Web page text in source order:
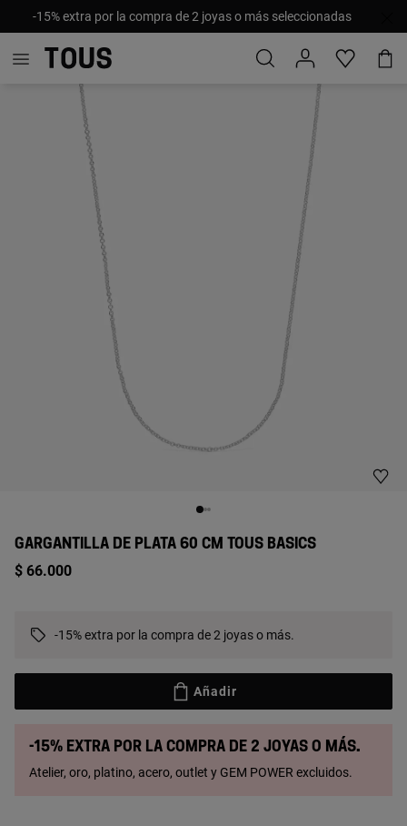
-15% extra por la compra de 2 joyas o más seleccionadas
GARGANTILLA DE PLATA 60 CM TOUS BASICS
$ 66.000
-15% extra por la compra de 2 joyas o más.
Añadir
-15% extra por la compra de 2 joyas o más.
Atelier, oro, platino, acero, outlet y GEM POWER excluidos.